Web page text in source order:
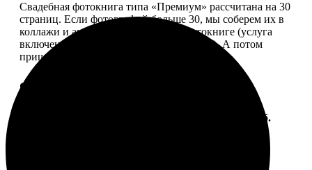
Свадебная фотокнига типа «Премиум» рассчитана на 30
страниц. Если фотографий больше 30, мы соберем их в
коллажи и аккуратно разместим в фотокниге (услуга
включена, стоимость останется прежней). А потом
пришлем вам на согласование развороты.
Форматы и цены
Цена, руб.